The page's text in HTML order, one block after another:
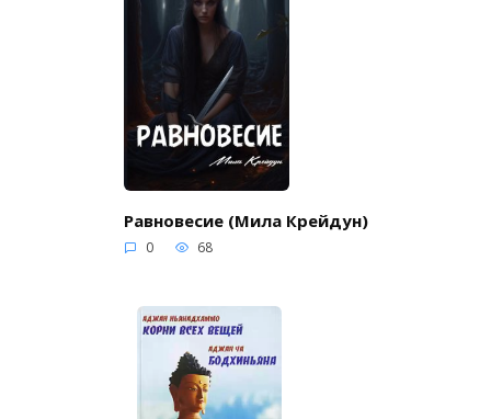
Равновесие (Мила Крейдун)
0 68